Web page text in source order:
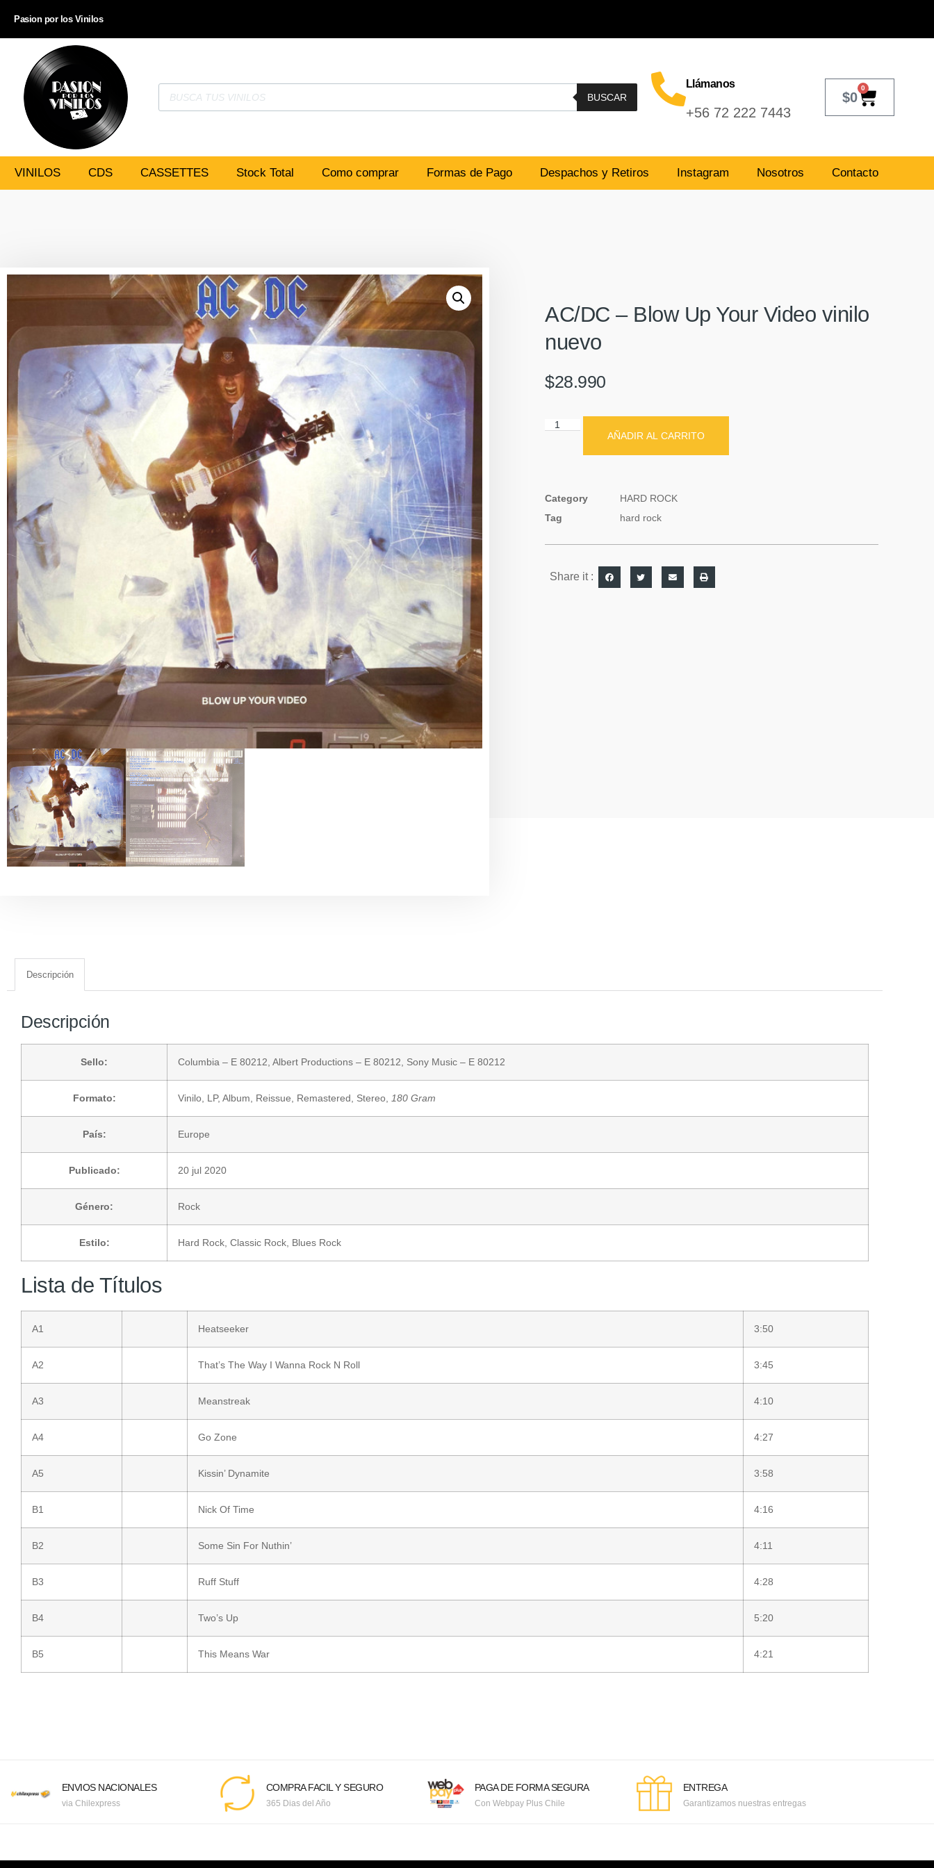
Pasion por los Vinilos
BUSCAR
Llámanos
+56 72 222 7443
$0
0
VINILOS CDS CASSETTES Stock Total Como comprar Formas de Pago Despachos y Retiros Instagram Nosotros Contacto
AC/DC ‎– Blow Up Your Video vinilo
nuevo
$28.990
AÑADIR AL CARRITO
Category
HARD ROCK
Tag
hard rock
Share it :
Descripción
Descripción
Sello: Columbia – E 80212, Albert Productions – E 80212, Sony Music – E 80212
Formato: Vinilo , LP, Album, Reissue, Remastered, Stereo, 180 Gram
País: Europe
Publicado: 20 jul 2020
Género: Rock
Estilo: Hard Rock Classic Rock Blues Rock
Lista de Títulos
A1 Heatseeker 3:50
A2 That’s The Way I Wanna Rock N Roll 3:45
A3 Meanstreak 4:10
A4 Go Zone 4:27
A5 Kissin’ Dynamite 3:58
B1 Nick Of Time 4:16
B2 Some Sin For Nuthin’ 4:11
B3 Ruff Stuff 4:28
B4 Two’s Up 5:20
B5 This Means War 4:21
ENVIOS NACIONALES
via Chilexpress
COMPRA FACIL Y SEGURO
365 Dias del Año
PAGA DE FORMA SEGURA
Con Webpay Plus Chile
ENTREGA
Garantizamos nuestras entregas